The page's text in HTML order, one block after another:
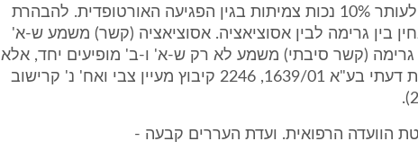
הועדה הרפואית קבעה לעותר 10% נכות צמיתות בגין הפגיעה האורטופדית. להבהרת
בין גרימה לבין אסוציאציה. אסוציאציה (קשר) משמע ש-א'
גרימה (קשר סיבתי) משמע לא רק ש-א' ו-ב' מופיעים יחד, אלא
שא' גורם ל-ב' (ראו חוות דעתי בע"א 1639/01, 2246 קיבוץ מעיין צבי ואח' נ' קרישוב